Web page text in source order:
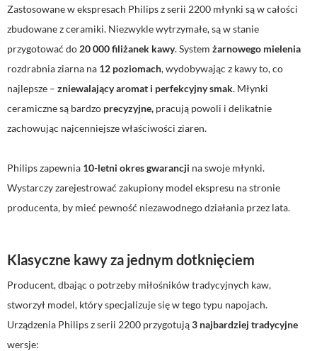
Zastosowane w ekspresach Philips z serii 2200 młynki są w całości
zbudowane z ceramiki. Niezwykle wytrzymałe, są w stanie
przygotować do 20 000 filiżanek kawy. System żarnowego mielenia
rozdrabnia ziarna na 12 poziomach, wydobywając z kawy to, co
najlepsze – zniewalający aromat i perfekcyjny smak. Młynki
ceramiczne są bardzo precyzyjne, pracują powoli i delikatnie
zachowując najcenniejsze właściwości ziaren.
Philips zapewnia 10-letni okres gwarancji na swoje młynki.
Wystarczy zarejestrować zakupiony model ekspresu na stronie
producenta, by mieć pewność niezawodnego działania przez lata.
Klasyczne kawy za jednym dotknięciem
Producent, dbając o potrzeby miłośników tradycyjnych kaw,
stworzył model, który specjalizuje się w tego typu napojach.
Urządzenia Philips z serii 2200 przygotują3 najbardziej tradycyjne
wersje: